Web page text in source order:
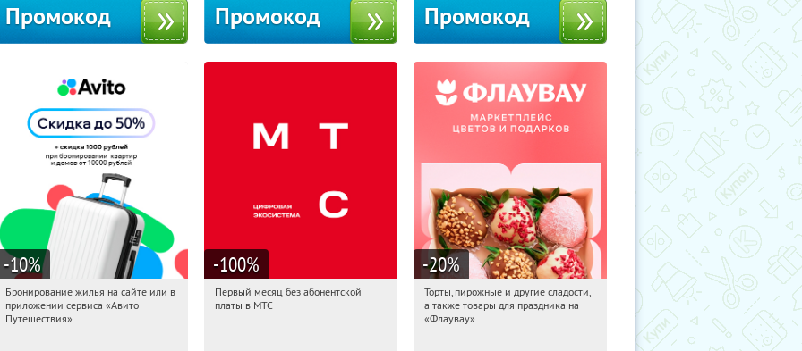
Промокод Промокод Промокод
-10%
06:21:26 Получили:11
Россия
Бронирование жилья на сайте или в
приложении сервиса «Авито
Путешествия»
-100%
06:21:26
Получи первым!
Первый месяц без абонентской
платы в МТС
-20%
06:21:26 Получили:
Россия
Торты, пирожные и другие сладости,
а также товары для праздника на
«Флаувау»